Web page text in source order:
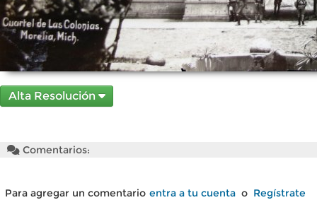
Alta Resolución
Comentarios:
Para agregar un comentario entra a tu cuenta o Regístrate